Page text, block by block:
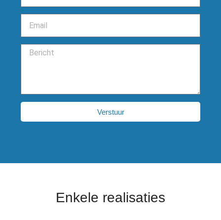
Verstuur
Enkele realisaties